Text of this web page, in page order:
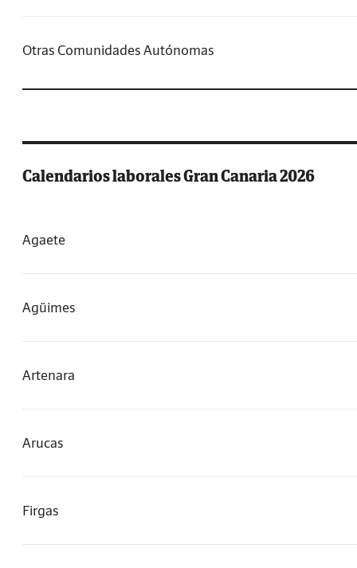
Otras Comunidades Autónomas
Calendarios laborales Gran Canaria 2026
Agaete
Agüimes
Artenara
Arucas
Firgas